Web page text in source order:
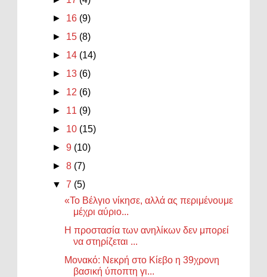
► 16 (9)
► 15 (8)
► 14 (14)
► 13 (6)
► 12 (6)
► 11 (9)
► 10 (15)
►9 (10)
►8 (7)
▼7 (5)
«Το Βέλγιο νίκησε, αλλά ας περιμένουμε
μέχρι αύριο...
Η προστασία των ανηλίκων δεν μπορεί
να στηρίζεται ...
Μονακό: Νεκρή στο Κίεβο η 39χρονη
βασική ύποπτη γι...